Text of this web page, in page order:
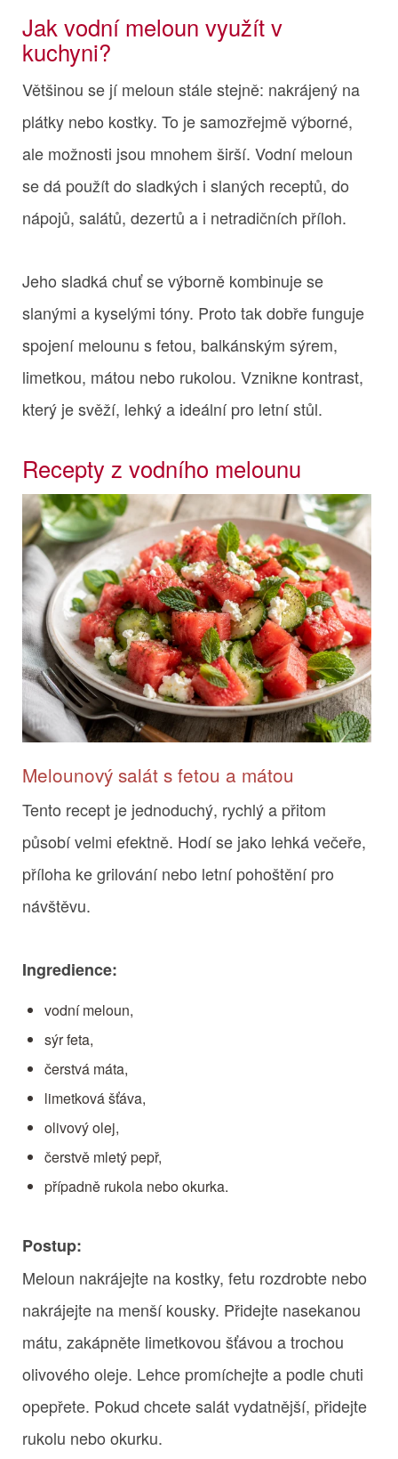
Jak vodní meloun využít v
kuchyni?
Většinou se jí meloun stále stejně: nakrájený na
plátky nebo kostky. To je samozřejmě výborné,
ale možnosti jsou mnohem širší. Vodní meloun
se dá použít do sladkých i slaných receptů, do
nápojů, salátů, dezertů a i netradičních příloh.
Jeho sladká chuť se výborně kombinuje se
slanými a kyselými tóny. Proto tak dobře funguje
spojení melounu s fetou, balkánským sýrem,
limetkou, mátou nebo rukolou. Vznikne kontrast,
který je svěží, lehký a ideální pro letní stůl.
Recepty z vodního melounu
Melounový salát s fetou a mátou
Tento recept je jednoduchý, rychlý a přitom
působí velmi efektně. Hodí se jako lehká večeře,
příloha ke grilování nebo letní pohoštění pro
návštěvu.
Ingredience:
vodní meloun,
sýr feta,
čerstvá máta,
limetková šťáva,
olivový olej,
čerstvě mletý pepř,
případně rukola nebo okurka.
Postup:
Meloun nakrájejte na kostky, fetu rozdrobte nebo
nakrájejte na menší kousky. Přidejte nasekanou
mátu, zakápněte limetkovou šťávou a trochou
olivového oleje. Lehce promíchejte a podle chuti
opepřete. Pokud chcete salát vydatnější, přidejte
rukolu nebo okurku.